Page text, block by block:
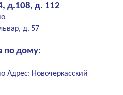
д.108, д. 112
д. 57
по дому:
Адрес: Новочеркасский